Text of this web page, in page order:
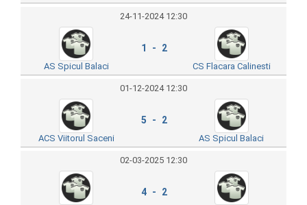
24-11-2024 12:30
AS Spicul Balaci
1 - 2
CS Flacara Calinesti
01-12-2024 12:30
ACS Viitorul Saceni
5 - 2
AS Spicul Balaci
02-03-2025 12:30
4 - 2